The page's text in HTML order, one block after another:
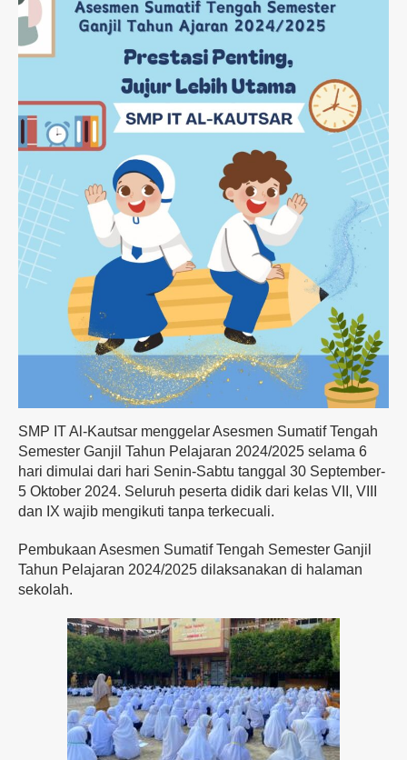
SMP IT Al-Kautsar menggelar Asesmen Sumatif Tengah
Semester Ganjil Tahun Pelajaran 2024/2025 selama 6
hari dimulai dari hari Senin-Sabtu tanggal 30 September-
5 Oktober 2024. Seluruh peserta didik dari kelas VII, VIII
dan IX wajib mengikuti tanpa terkecuali.
Pembukaan Asesmen Sumatif Tengah Semester Ganjil
Tahun Pelajaran 2024/2025 dilaksanakan di halaman
sekolah.